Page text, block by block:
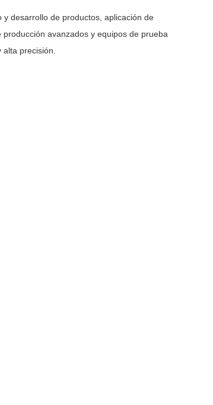
desarrollo de productos, aplicación de
avanzados y equipos de prueba
precisión.